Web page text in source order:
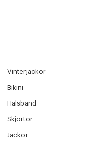
Vinterjackor
Bikini
Halsband
Skjortor
Jackor